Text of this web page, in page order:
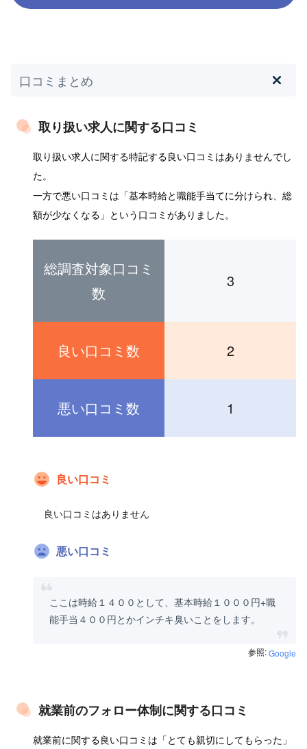
口コミまとめ
取り扱い求人に関する口コミ
取り扱い求人に関する特記する良い口コミはありませんでし
た。
一方で悪い口コミは「基本時給と職能手当てに分けられ、総
額が少なくなる」という口コミがありました。
総調査対象口コミ
数
3
良い口コミ数 2
悪い口コミ数 1
良い口コミ
良い口コミはありません
悪い口コミ
ここは時給１４００として、基本時給１０００円+職
能手当４００円とかインチキ臭いことをします。
参照:Google
就業前のフォロー体制に関する口コミ
就業前に関する良い口コミは「とても親切にしてもらった」